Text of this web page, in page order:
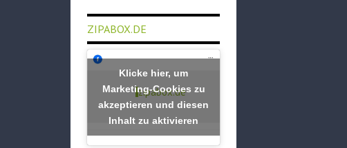
ZIPABOX.DE
zipabox.de
Klicke hier, um
Marketing-Cookies zu
akzeptieren und diesen
Inhalt zu aktivieren